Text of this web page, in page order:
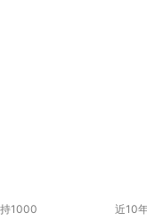
1000
近10